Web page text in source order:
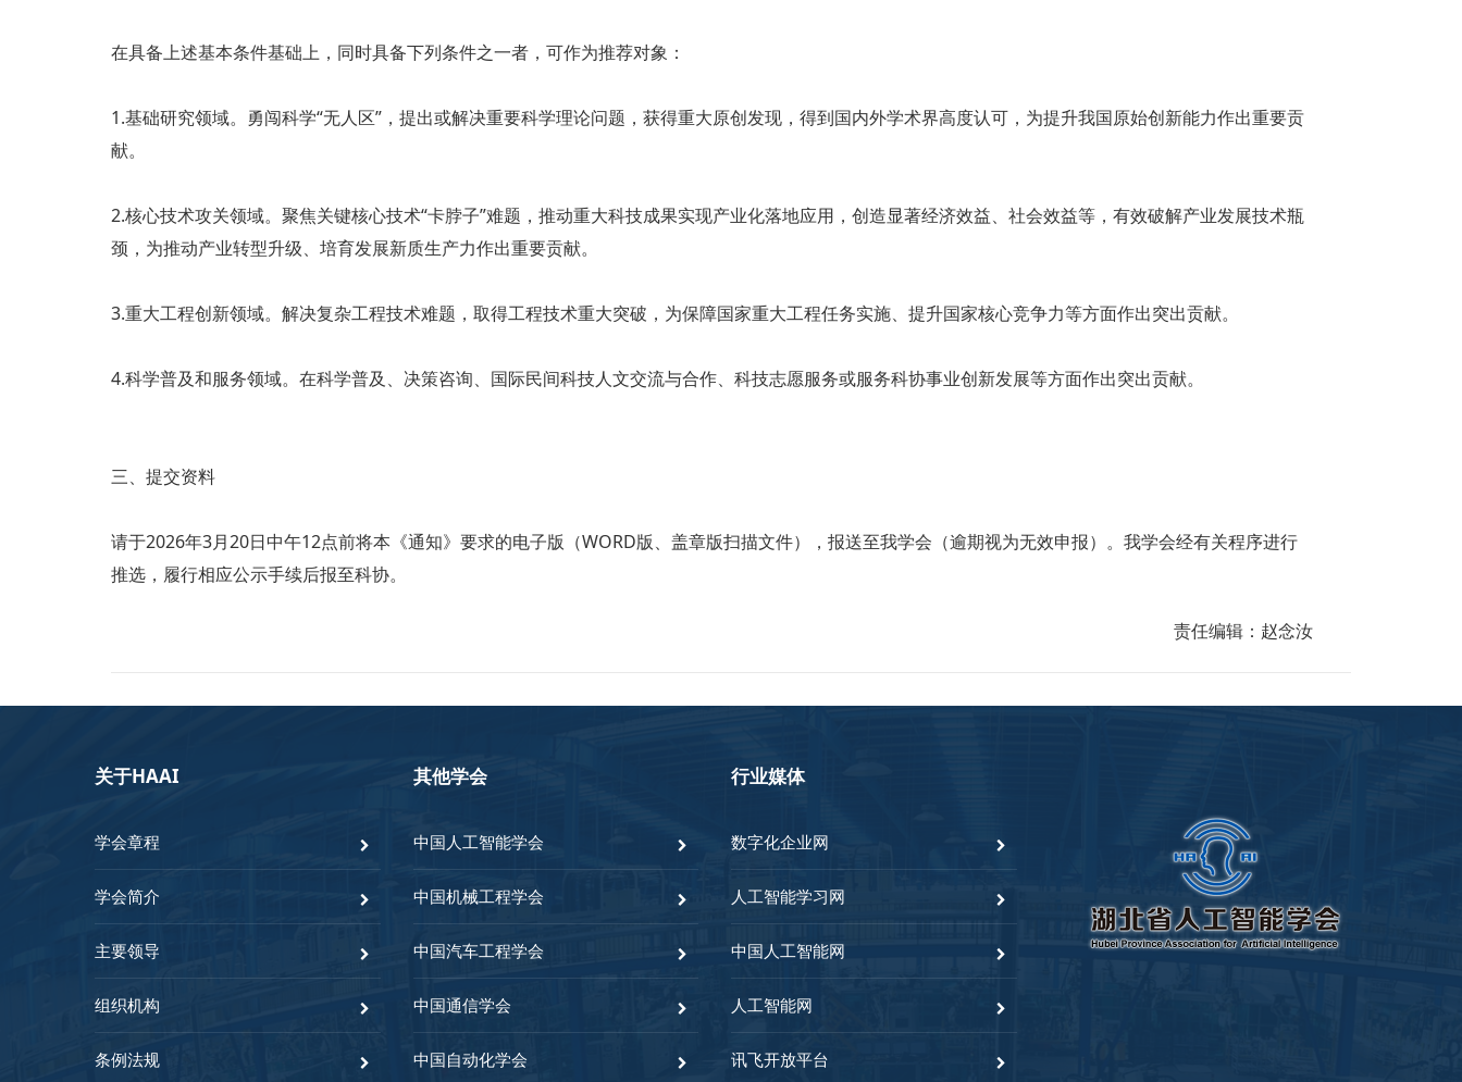
在具备上述基本条件基础上，同时具备下列条件之一者，可作为推荐对象：
1.基础研究领域。勇闯科学“无人区”，提出或解决重要科学理论问题，获得重大原创发现，得到国内外学术界高度认可，为提升我国原始创新能力作出重要贡
献。
2.核心技术攻关领域。聚焦关键核心技术“卡脖子”难题，推动重大科技成果实现产业化落地应用，创造显著经济效益、社会效益等，有效破解产业发展技术瓶
颈，为推动产业转型升级、培育发展新质生产力作出重要贡献。
3.重大工程创新领域。解决复杂工程技术难题，取得工程技术重大突破，为保障国家重大工程任务实施、提升国家核心竞争力等方面作出突出贡献。
4.科学普及和服务领域。在科学普及、决策咨询、国际民间科技人文交流与合作、科技志愿服务或服务科协事业创新发展等方面作出突出贡献。
三、提交资料
请于2026年3月20日中午12点前将本《通知》要求的电子版（WORD版、盖章版扫描文件），报送至我学会（逾期视为无效申报）。我学会经有关程序进行
推选，履行相应公示手续后报至科协。
责任编辑：赵念汝
关于HAAI
学会章程
学会简介
主要领导
组织机构
条例法规
其他学会
中国人工智能学会
中国机械工程学会
中国汽车工程学会
中国通信学会
中国自动化学会
行业媒体
数字化企业网
人工智能学习网
中国人工智能网
人工智能网
讯飞开放平台